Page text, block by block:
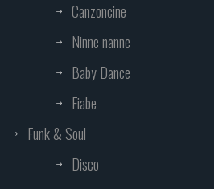
Canzoncine
Ninne nanne
Baby Dance
Fiabe
Funk & Soul
Disco